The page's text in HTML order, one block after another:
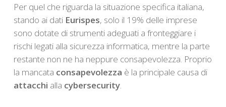
Per quel che riguarda la situazione specifica italiana,
stando ai dati Eurispes, solo il 19% delle imprese
sono dotate di strumenti adeguati a fronteggiare i
rischi legati alla sicurezza informatica, mentre la parte
restante non ne ha neppure consapevolezza. Proprio
la mancata consapevolezza è la principale causa di
attacchi alla cybersecurity.